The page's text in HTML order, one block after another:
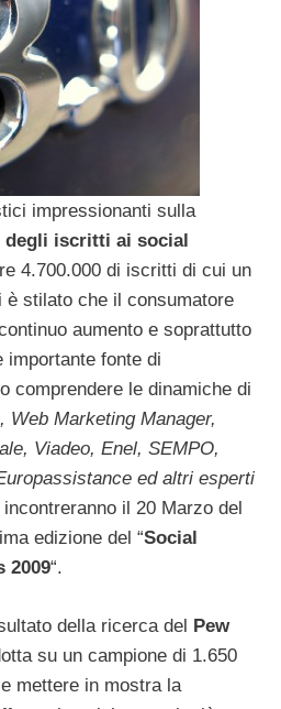
impressionanti sulla
degli iscritti ai social
4.700.000 di iscritti di cui un
è stilato che il consumatore
aumento e soprattutto
importante fonte di
comprendere le dinamiche di
Web Marketing Manager,
Viadeo, Enel, SEMPO,
ed altri esperti
il 20 Marzo del
edizione del “Social
2009“.
della ricerca del Pew
su un campione di 1.650
mettere in mostra la